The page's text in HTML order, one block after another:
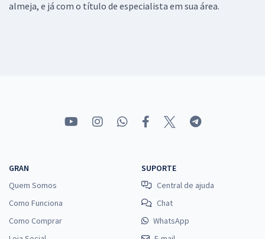
almeja, e já com o título de especialista em sua área.
GRAN
Quem Somos
Como Funciona
Como Comprar
SUPORTE
Central de ajuda
Chat
WhatsApp